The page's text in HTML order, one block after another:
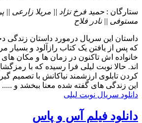
ستارگان : حمید فرخ نژاد || مریلا زارعی ||
مستوفی || نادر فلاح
داستان این سریال درمورد داستان زندگی
که پس از یافتن یک کتاب رازآلود و بسیار
خانواده اش تاکنون در زمان ها و مکان
اند. حالا نوبت لیلی فرا رسیده که با
کردن تابلوی ارزشمند نیاکانش با تصمیم
این زندگی های گفته شده معنا ببخشد و .....
دانلود سریال نوبت لیلی
دانلود فیلم آس و پاس